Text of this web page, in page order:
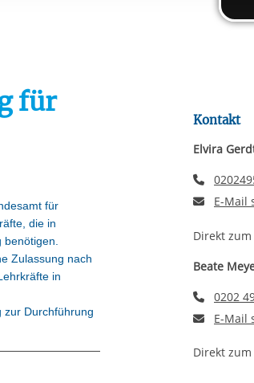
Cookies, die erforderlich zur
Funktionen sind. Diese Cookies
von einer Einwilligung.
Automatische
für
für
die in
Zulassung nach
in
zur Durchführung
Kontakt
Elvira
E-Mail
Direkt zum
Beate
0202
E-Mail
Direkt zum